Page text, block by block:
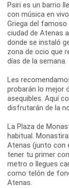
Psiri es un barrio
con música en
Griega del famoso
ciudad de Atenas
donde se instaló
zona de ocio que
días de la semana.
Les
probarán lo mejor
asequibles. Aquí
disfrutarán de la
La Plaza de
habitual.
Atenas (junto con
tener tu primer
metro o llegues
como telón de
Atenas.